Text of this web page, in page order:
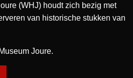
(WHJ) houdt zich bezig met
van historische stukken van
Joure.